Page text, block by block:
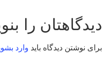
دیدگاهتان را
برای نوشتن دیدگاه باید وارد